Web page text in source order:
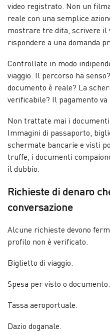
video registrato. Non un
reale con una semplice
mostrare tre dita, scrivere il
rispondere a una domanda
Controllate in modo
viaggio. Il percorso ha
documento è reale? La
verificabile? Il pagamento
Non trattate mai i
Immagini di passaporto,
schermate bancarie e visti
truffe, i documenti
il dubbio.
Richieste di denaro
conversazione
Alcune richieste devono
profilo non è verificato.
Biglietto di viaggio.
Spesa per visto o documento.
Tassa aeroportuale.
Dazio doganale.